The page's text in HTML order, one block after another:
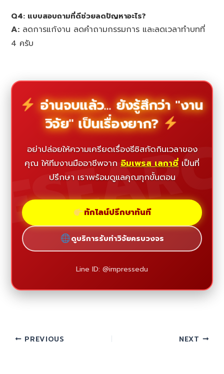
Q4: แบบสอบถามที่ดีช่วยลดปัญหาอะไร?
A: ลดการแก้งาน ลดคำถามกรรมการ และลดเวลาทำบทที่
4 ครับ
อ่านจบแล้ว... ยังรู้สึกว่า "งาน
วิจัย" เป็นเรื่องยาก?
อย่าปล่อยให้ความเครียดเรื่องธีซิสกัดกินเวลาของ
คุณ ให้ทีมงานมืออาชีพจาก อิมเพรส เลกาซี่ เป็นที่
ปรึกษา เราพร้อมดูแลคุณทุกขั้นตอน
ทักไลน์ปรึกษาทันที
ดูบริการรับทำวิจัยครบวงจร
Line ID: @impressedu
PREVIOUS NEXT